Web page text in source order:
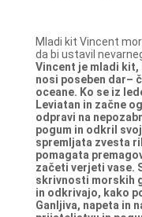
Mladi kit Vincent
da bi ustavil
Vincent je mladi kit,
nosi poseben dar–
oceane. Ko se iz
Leviatan in začne
odpravi na
pogum in odkril
spremljata zvesta
pomagata
začeti verjeti vase.
skrivnosti morskih
in odkrivajo, kako
Ganljiva, napeta in